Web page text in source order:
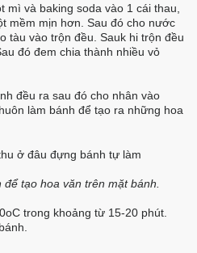
mì và baking soda vào 1 cái thau,
mềm mịn hơn. Sau đó cho nước
tàu vào trộn đều. Sauk hi trộn đều
đó đem chia thành nhiều vỏ
đều ra sau đó cho nhân vào
làm bánh để tạo ra những hoa
tạo hoa văn trên mặt bánh.
trong khoảng từ 15-20 phút.